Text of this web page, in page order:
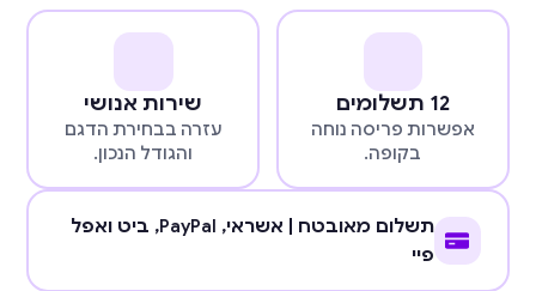
12 תשלומים
אפשרות פריסה נוחה
בקופה.
שירות אנושי
עזרה בבחירת הדגם
והגודל הנכון.
תשלום מאובטח | אשראי, PayPal, ביט ואפל
פיי